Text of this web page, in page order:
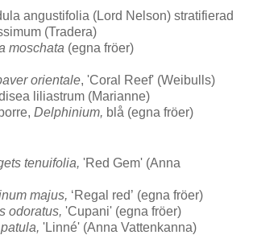
angustifolia (Lord Nelson) stratifierad
(Tradera)
moschata (egna fröer)
orientale, 'Coral Reef' (Weibulls)
liliastrum (Marianne)
Delphinium, blå (egna fröer)
tenuifolia, 'Red Gem' (Anna
majus, ‘Regal red’ (egna fröer)
odoratus, 'Cupani' (egna fröer)
'Linné' (Anna Vattenkanna)